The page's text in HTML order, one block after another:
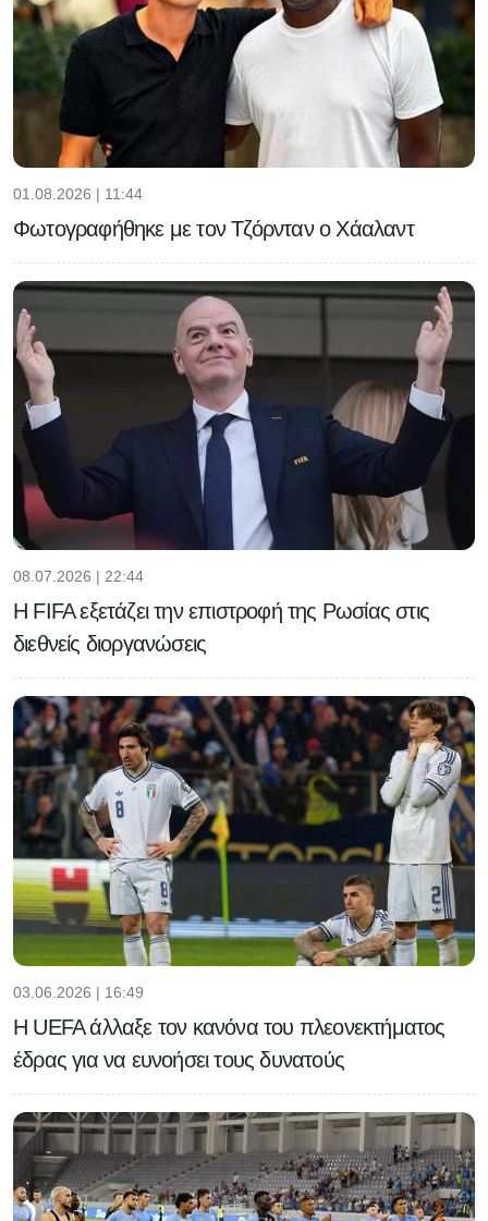
01.08.2026 | 11:44
Φωτογραφήθηκε με τον Τζόρνταν ο Χάαλαντ
08.07.2026 | 22:44
Η FIFA εξετάζει την επιστροφή της Ρωσίας στις
διεθνείς διοργανώσεις
03.06.2026 | 16:49
H UEFA άλλαξε τον κανόνα του πλεονεκτήματος
έδρας για να ευνοήσει τους δυνατούς